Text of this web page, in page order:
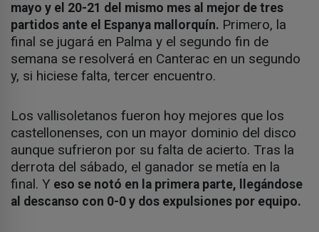
mayo y el 20-21 del mismo mes al mejor de tres
partidos ante el Espanya mallorquín. Primero, la
final se jugará en Palma y el segundo fin de
semana se resolverá en Canterac en un segundo
y, si hiciese falta, tercer encuentro.
Los vallisoletanos fueron hoy mejores que los
castellonenses, con un mayor dominio del disco
aunque sufrieron por su falta de acierto. Tras la
derrota del sábado, el ganador se metía en la
final. Y eso se notó en la primera parte, llegándose
al descanso con 0-0 y dos expulsiones por equipo.